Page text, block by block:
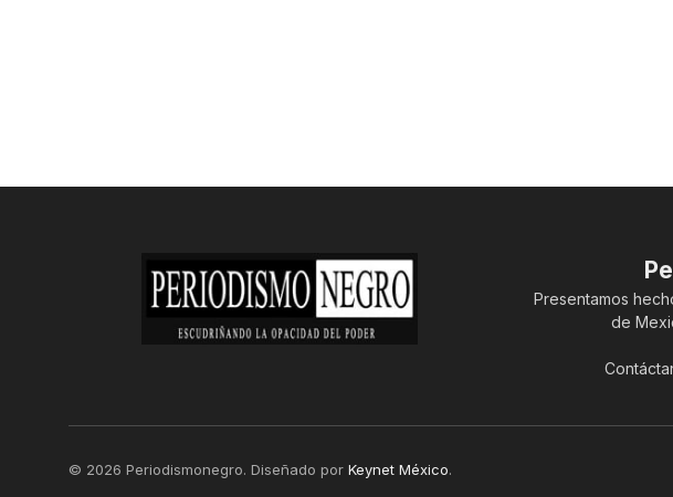
Presentamos
de
© 2026 Periodismonegro. Diseñado por Keynet México.